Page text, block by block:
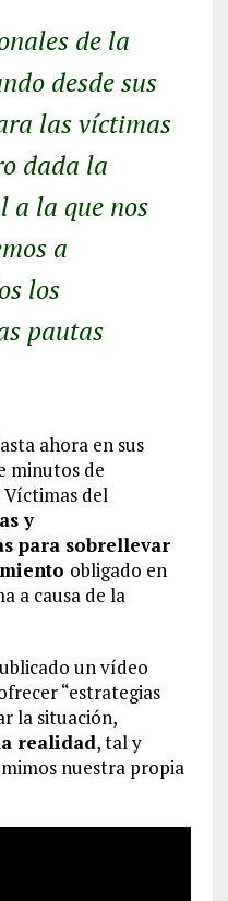
de la
desde sus
las víctimas
dada la
a la que nos
a
los
pautas
ahora en sus
minutos de
Víctimas del
y
para sobrellevar
obligado en
a causa de la
un vídeo
“estrategias
la situación,
realidad, tal y
nuestra propia